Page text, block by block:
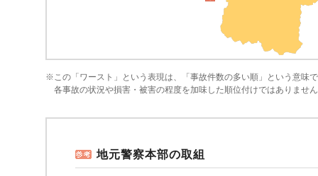
※この「ワースト」という表現は、「事故件数の多い順」という意味
各事故の状況や損害・被害の程度を加味した順位付けではありませ
地元警察本部の取組